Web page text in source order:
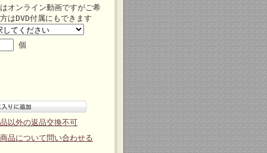
オンライン動画ですがご希
はDVD付属にもできます
個
以外の返品交換不可
品について問い合わせる